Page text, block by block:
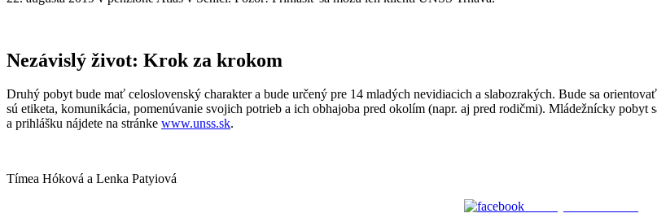
Nezávislý život: Krok za krokom
Druhý pobyt bude mať celoslovenský charakter a bude určený pre 14 mladých nevidiacich a slabozrakých. Bude sa
sú etiketa, komunikácia, pomenúvanie svojich potrieb a ich obhajoba pred okolím (napr. aj pred rodičmi). Mládežnícky
a prihlášku nájdete na stránke www.unss.sk.
Tímea Hóková a Lenka Patyiová